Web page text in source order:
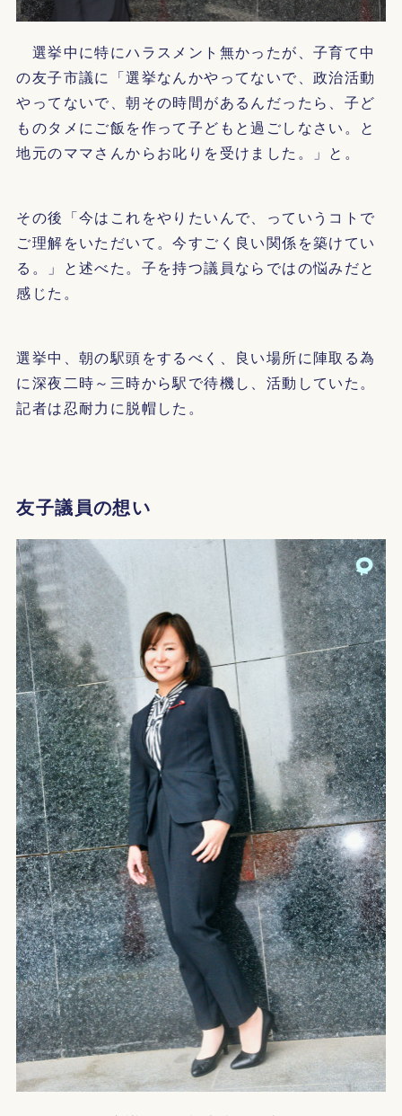
選挙中に特にハラスメント無かったが、子育て中
の友子市議に「選挙なんかやってないで、政治活動
やってないで、朝その時間があるんだったら、子ど
ものタメにご飯を作って子どもと過ごしなさい。と
地元のママさんからお叱りを受けました。」と。
その後「今はこれをやりたいんで、っていうコトで
ご理解をいただいて。今すごく良い関係を築けてい
る。」と述べた。子を持つ議員ならではの悩みだと
感じた。
選挙中、朝の駅頭をするべく、良い場所に陣取る為
に深夜二時～三時から駅で待機し、活動していた。
記者は忍耐力に脱帽した。
友子議員の想い